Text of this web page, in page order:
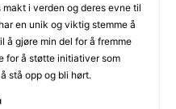
i verden og deres evne til
en unik og viktig stemme å
å gjøre min del for å fremme
for å støtte initiativer som
stå opp og bli hørt.